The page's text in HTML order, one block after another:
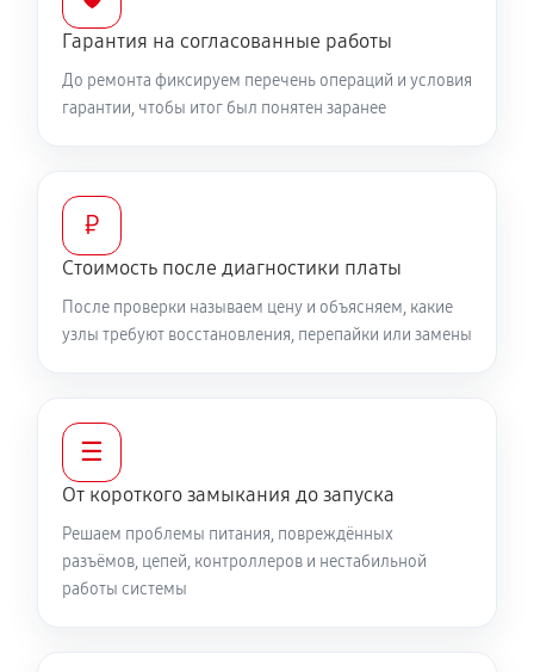
Гарантия на согласованные работы
До ремонта фиксируем перечень операций и условия
гарантии, чтобы итог был понятен заранее
₽
Стоимость после диагностики платы
После проверки называем цену и объясняем, какие
узлы требуют восстановления, перепайки или замены
☰
От короткого замыкания до запуска
Решаем проблемы питания, повреждённых
разъёмов, цепей, контроллеров и нестабильной
работы системы